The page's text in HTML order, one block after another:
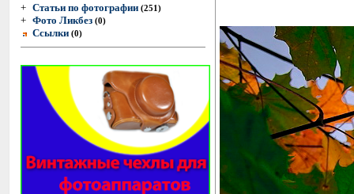
+ Статьи по фотографии (251)
+ Фото Ликбез (0)
Ссылки (0)